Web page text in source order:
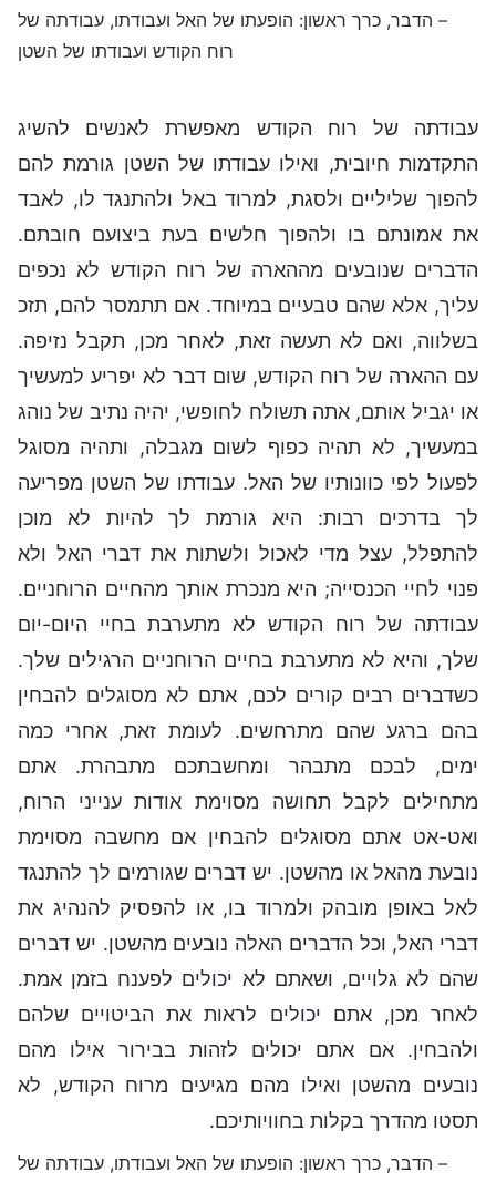
– הדבר, כרך ראשון: הופעתו של האל ועבודתו, עבודתה של
רוח הקודש ועבודתו של השטן
עבודתה של רוח הקודש מאפשרת לאנשים להשיג
התקדמות חיובית, ואילו עבודתו של השטן גורמת להם
להפוך שליליים ולסגת, למרוד באל ולהתנגד לו, לאבד
את אמונתם בו ולהפוך חלשים בעת ביצועם חובתם.
הדברים שנובעים מההארה של רוח הקודש לא נכפים
עליך, אלא שהם טבעיים במיוחד. אם תתמסר להם, תזכ
בשלווה, ואם לא תעשה זאת, לאחר מכן, תקבל נזיפה.
עם ההארה של רוח הקודש, שום דבר לא יפריע למעשיך
או יגביל אותם, אתה תשולח לחופשי, יהיה נתיב של נוהג
במעשיך, לא תהיה כפוף לשום מגבלה, ותהיה מסוגל
לפעול לפי כוונותיו של האל. עבודתו של השטן מפריעה
לך בדרכים רבות: היא גורמת לך להיות לא מוכן
להתפלל, עצל מדי לאכול ולשתות את דברי האל ולא
פנוי לחיי הכנסייה; היא מנכרת אותך מהחיים הרוחניים.
עבודתה של רוח הקודש לא מתערבת בחיי היום-יום
שלך, והיא לא מתערבת בחיים הרוחניים הרגילים שלך.
כשדברים רבים קורים לכם, אתם לא מסוגלים להבחין
בהם ברגע שהם מתרחשים. לעומת זאת, אחרי כמה
ימים, לבכם מתבהר ומחשבתכם מתבהרת. אתם
מתחילים לקבל תחושה מסוימת אודות ענייני הרוח,
ואט-אט אתם מסוגלים להבחין אם מחשבה מסוימת
נובעת מהאל או מהשטן. יש דברים שגורמים לך להתנגד
לאל באופן מובהק ולמרוד בו, או להפסיק להנהיג את
דברי האל, וכל הדברים האלה נובעים מהשטן. יש דברים
שהם לא גלויים, ושאתם לא יכולים לפענח בזמן אמת.
לאחר מכן, אתם יכולים לראות את הביטויים שלהם
ולהבחין. אם אתם יכולים לזהות בבירור אילו מהם
נובעים מהשטן ואילו מהם מגיעים מרוח הקודש, לא
תסטו מהדרך בקלות בחוויותיכם.
– הדבר, כרך ראשון: הופעתו של האל ועבודתו, עבודתה של